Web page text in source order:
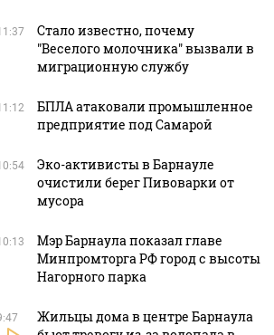
07 августа, 19:09
В Барнауле
лучших
"Билет
домой":
проекта
Стало известно, почему
"Веселого молочника" вызвали в
миграционную службу
БПЛА атаковали промышленное
предприятие под Самарой
Эко-активисты в Барнауле
очистили берег Пивоварки от
мусора
Мэр Барнаула показал главе
Минпромторга РФ город с высоты
Нагорного парка
Жильцы дома в центре Барнаула